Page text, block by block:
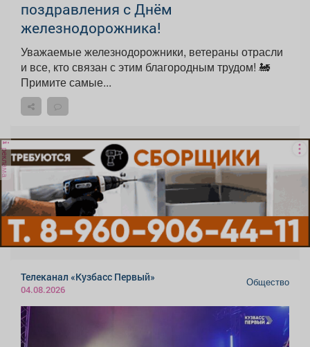
поздравления с Днём
железнодорожника!
Уважаемые железнодорожники, ветераны отрасли
и все, кто связан с этим благородным трудом! 🚂
Примите самые...
реклама
Телеканал «Кузбасс Первый»
04.08.2026
Общество